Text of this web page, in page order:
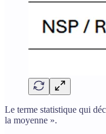
Le terme statistique qui
la moyenne ».